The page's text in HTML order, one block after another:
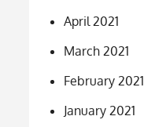
April 2021
March 2021
February 2021
January 2021